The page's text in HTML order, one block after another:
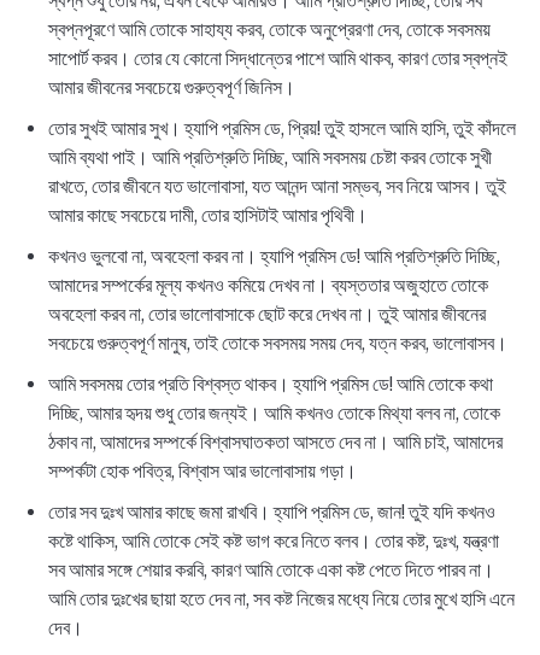
স্বপ্নপূরণে আমি তোকে সাহায্য করব, তোকে অনুপ্রেরণা দেব, তোকে সবসময়
সাপোর্ট করব। তোর যে কোনো সিদ্ধান্তের পাশে আমি থাকব, কারণ তোর স্বপ্নই
আমার জীবনের সবচেয়ে গুরুত্বপূর্ণ জিনিস।
তোর সুখই আমার সুখ। হ্যাপি প্রমিস ডে, প্রিয়! তুই হাসলে আমি হাসি, তুই কাঁদলে
আমি ব্যথা পাই। আমি প্রতিশ্রুতি দিচ্ছি, আমি সবসময় চেষ্টা করব তোকে সুখী
রাখতে, তোর জীবনে যত ভালোবাসা, যত আনন্দ আনা সম্ভব, সব নিয়ে আসব। তুই
আমার কাছে সবচেয়ে দামী, তোর হাসিটাই আমার পৃথিবী।
কখনও ভুলবো না, অবহেলা করব না। হ্যাপি প্রমিস ডে! আমি প্রতিশ্রুতি দিচ্ছি,
আমাদের সম্পর্কের মূল্য কখনও কমিয়ে দেখব না। ব্যস্ততার অজুহাতে তোকে
অবহেলা করব না, তোর ভালোবাসাকে ছোট করে দেখব না। তুই আমার জীবনের
সবচেয়ে গুরুত্বপূর্ণ মানুষ, তাই তোকে সবসময় সময় দেব, যত্ন করব, ভালোবাসব।
আমি সবসময় তোর প্রতি বিশ্বস্ত থাকব। হ্যাপি প্রমিস ডে! আমি তোকে কথা
দিচ্ছি, আমার হৃদয় শুধু তোর জন্যই। আমি কখনও তোকে মিথ্যা বলব না, তোকে
ঠকাব না, আমাদের সম্পর্কে বিশ্বাসঘাতকতা আসতে দেব না। আমি চাই, আমাদের
সম্পর্কটা হোক পবিত্র, বিশ্বাস আর ভালোবাসায় গড়া।
তোর সব দুঃখ আমার কাছে জমা রাখবি। হ্যাপি প্রমিস ডে, জান! তুই যদি কখনও
কষ্টে থাকিস, আমি তোকে সেই কষ্ট ভাগ করে নিতে বলব। তোর কষ্ট, দুঃখ, যন্ত্রণা
সব আমার সঙ্গে শেয়ার করবি, কারণ আমি তোকে একা কষ্ট পেতে দিতে পারব না।
আমি তোর দুঃখের ছায়া হতে দেব না, সব কষ্ট নিজের মধ্যে নিয়ে তোর মুখে হাসি এনে
দেব।